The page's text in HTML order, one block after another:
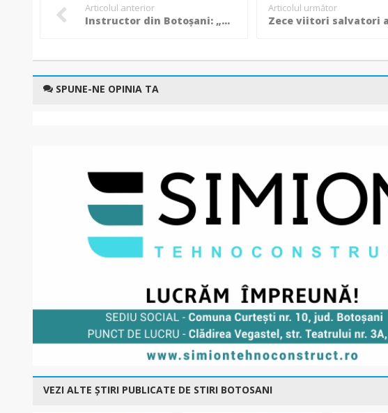
Articolul anterior
Instructor din Botoșani: „De frică să nu ne amendeze Poliția!” Siguranță pe patru roți, alături de cei mai dragi pasageri! (Foto, Video)
Articolul următor
SPUNE-NE OPINIA TA
VEZI ALTE ȘTIRI PUBLICATE DE STIRI BOTOSANI